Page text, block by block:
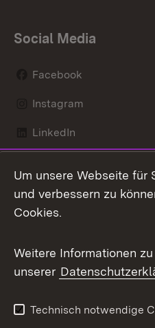
Social Media
Facebook
Instagram
LinkedIn
X / Twitter
Youtube
Kontakt
Um unsere Webseite für
und verbessern zu
Cookies.
Weitere Informationen
unserer
Technisch notwendige